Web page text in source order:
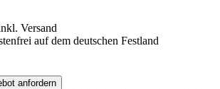
Versand
auf dem deutschen Festland
anfordern